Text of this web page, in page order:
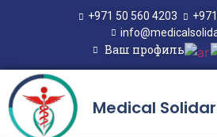
+971 50 560 4203
Ваш профиль
Medical